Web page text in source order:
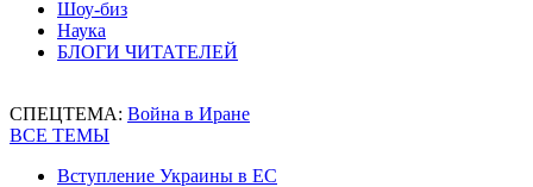
Шоу-биз
Наука
БЛОГИ ЧИТАТЕЛЕЙ
СПЕЦТЕМА: Война в Иране
ВСЕ ТЕМЫ
Вступление Украины в ЕС